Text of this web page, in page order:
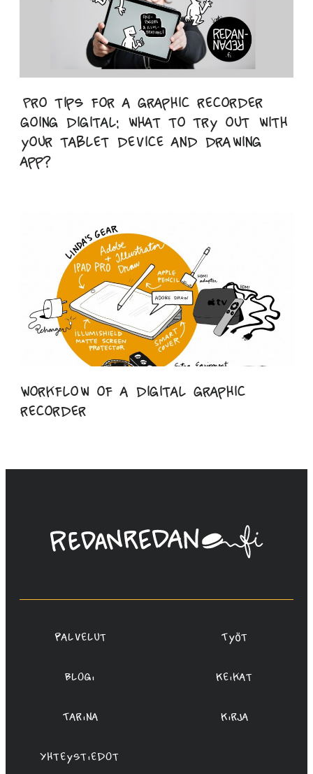
Pro tips for a graphic recorder
going digital: what to try out with
your tablet device and drawing
app?
Workflow of a digital graphic
recorder
Linda
Saukko-
Oy
Palvelut Työt
Blogi Keikat
Tarina Kirja
Yhteystiedot